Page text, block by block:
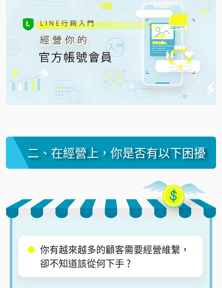
二、在經營上，你是否有以下困擾